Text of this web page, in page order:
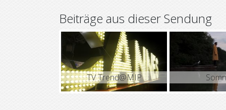
Beiträge aus dieser Sendung
TV Trend@MIP